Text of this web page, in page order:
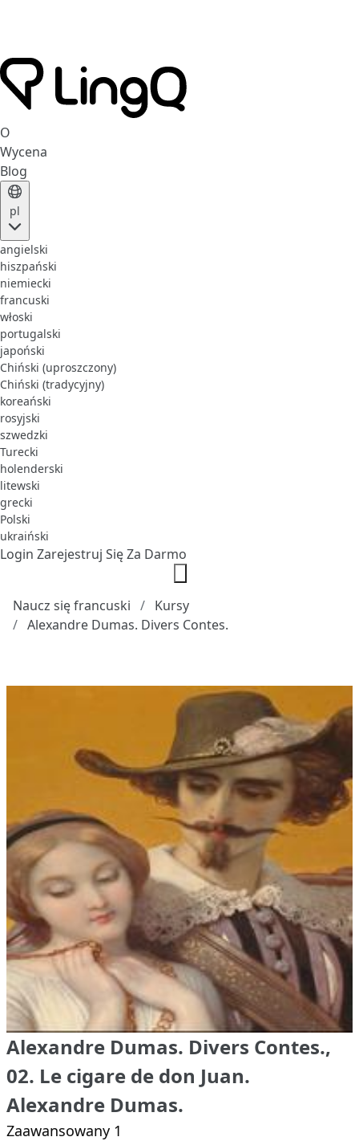
O
Wycena
Blog
pl
angielski
hiszpański
niemiecki
francuski
włoski
portugalski
japoński
Chiński (uproszczony)
Chiński (tradycyjny)
koreański
rosyjski
szwedzki
Turecki
holenderski
litewski
grecki
Polski
ukraiński
Login Zarejestruj Się Za Darmo
Naucz się francuski
Kursy
Alexandre Dumas. Divers Contes.
Alexandre Dumas. Divers Contes.,
02. Le cigare de don Juan.
Alexandre Dumas.
Zaawansowany 1